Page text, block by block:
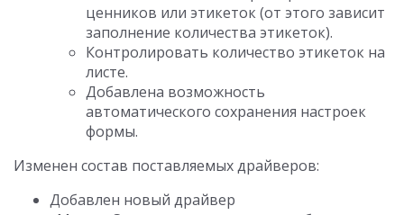
ценников или этикеток (от этого зависит
заполнение количества этикеток).
Контролировать количество этикеток на
листе.
Добавлена возможность
автоматического сохранения настроек
формы.
Изменен состав поставляемых драйверов:
Добавлен новый драйвер